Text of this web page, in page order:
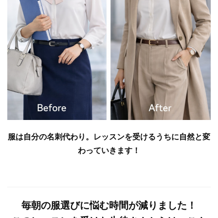
服は自分の名刺代わり。レッスンを受けるうちに自然と変
わっていきます！
毎朝の服選びに悩む時間が減りました！